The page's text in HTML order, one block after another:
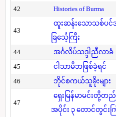
42
Histories of Burma
43
ထူးဆန်းသောသစ်ပင်
ခြင်္သေ့ကြီး
44 အင်္ဂလိပ်သဒ္ဒါညီလာခံ
45
ငါသာမိဘဖြစ်ခဲ့ရင်
46
ဘိုင်စကယ်သူခိုးများ
47
ရှေးမြန်မာမင်းတို့တ
အပိုင်း ၃ တောင်တွင်းက